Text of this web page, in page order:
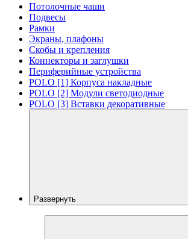
Потолочные чаши
Подвесы
Рамки
Экраны, плафоны
Скобы и крепления
Коннекторы и заглушки
Периферийные устройства
POLO [1] Корпуса накладные
POLO [2] Модули светодиодные
POLO [3] Вставки декоративные
Развернуть